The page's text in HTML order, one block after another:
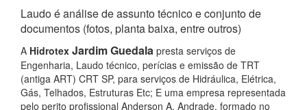
Laudo é análise de assunto técnico e conjunto de
documentos (fotos, planta baixa, entre outros)
A Hidrotex Jardim Guedala presta serviços de
Engenharia, Laudo técnico, perícias e emissão de TRT
(antiga ART) CRT SP, para serviços de Hidráulica, Elétrica,
Gás, Telhados, Estruturas Etc; E uma empresa representada
pelo perito profissional Anderson A. Andrade, formado no